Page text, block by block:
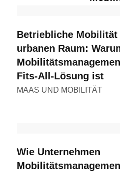
Betriebliche
urbanen Raum:
Fits-All-Lösung ist
MAAS UND MOBILITÄT
Wie Unternehmen